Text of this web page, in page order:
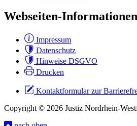
Webseiten-Informationen
Impressum
Datenschutz
Hinweise DSGVO
Drucken
Kontaktformular zur
Copyright © 2026 Justiz Nordrhein-